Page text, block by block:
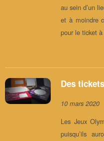
au sein d’un
et à moindre
pour le ticket
Des
10 mars 2020
Les Jeux
puisqu’ils